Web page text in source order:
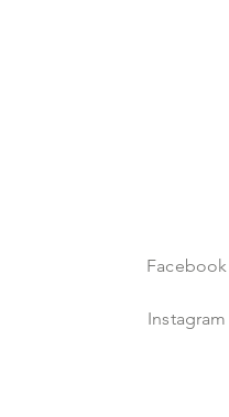
Facebook
Instagram